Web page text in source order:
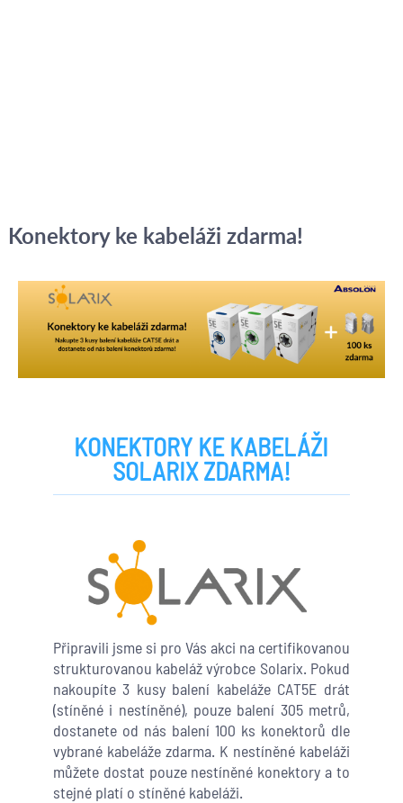
Konektory ke kabeláži zdarma!
KONEKTORY KE KABELÁŽI
SOLARIX ZDARMA!
Připravili jsme si pro Vás akci na certifikovanou
strukturovanou kabeláž výrobce Solarix. Pokud
nakoupíte 3 kusy balení kabeláže CAT5E drát
(stíněné i nestíněné), pouze balení 305 metrů,
dostanete od nás balení 100 ks konektorů dle
vybrané kabeláže zdarma. K nestíněné kabeláži
můžete dostat pouze nestíněné konektory a to
stejné platí o stíněné kabeláži.